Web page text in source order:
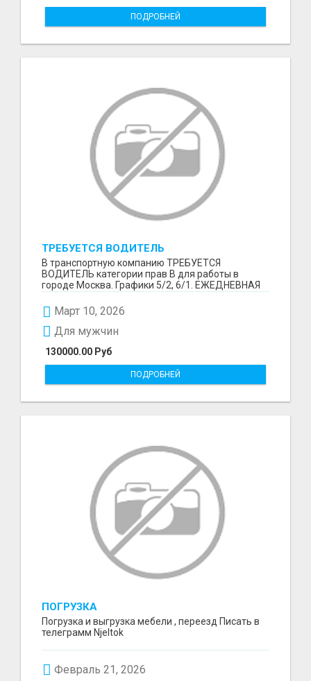
ПОДРОБНЕЙ
ТРЕБУЕТСЯ ВОДИТЕЛЬ
В транспортную компанию ТРЕБУЕТСЯ
ВОДИТЕЛЬ категории прав В для работы в
городе Москва. Графики 5/2, 6/1. ЕЖЕДНЕВНАЯ
Март 10, 2026
130000.00 Руб
Для мужчин
ПОДРОБНЕЙ
ПОГРУЗКА
Погрузка и выгрузка мебели , переезд Писать в
телеграмм Njeltok
Февраль 21, 2026